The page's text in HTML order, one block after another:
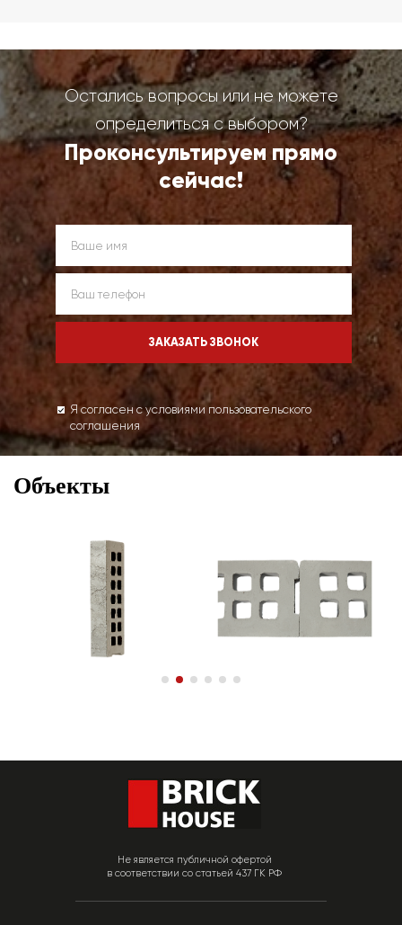
Остались вопросы или не можете
определиться с выбором?
Проконсультируем прямо
сейчас!
Я согласен с условиями пользовательского
соглашения
Объекты
Не является публичной офертой
в соответствии со статьей 437 ГК РФ